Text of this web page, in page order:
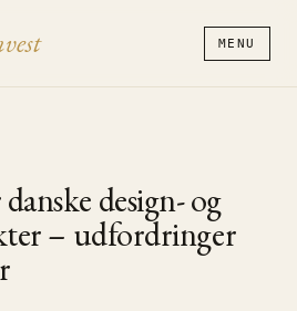
MENU
design- og
– udfordringer